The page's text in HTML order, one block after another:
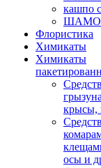
кашпо
Флористика
Химикаты
Химикаты
крысы,
осы и